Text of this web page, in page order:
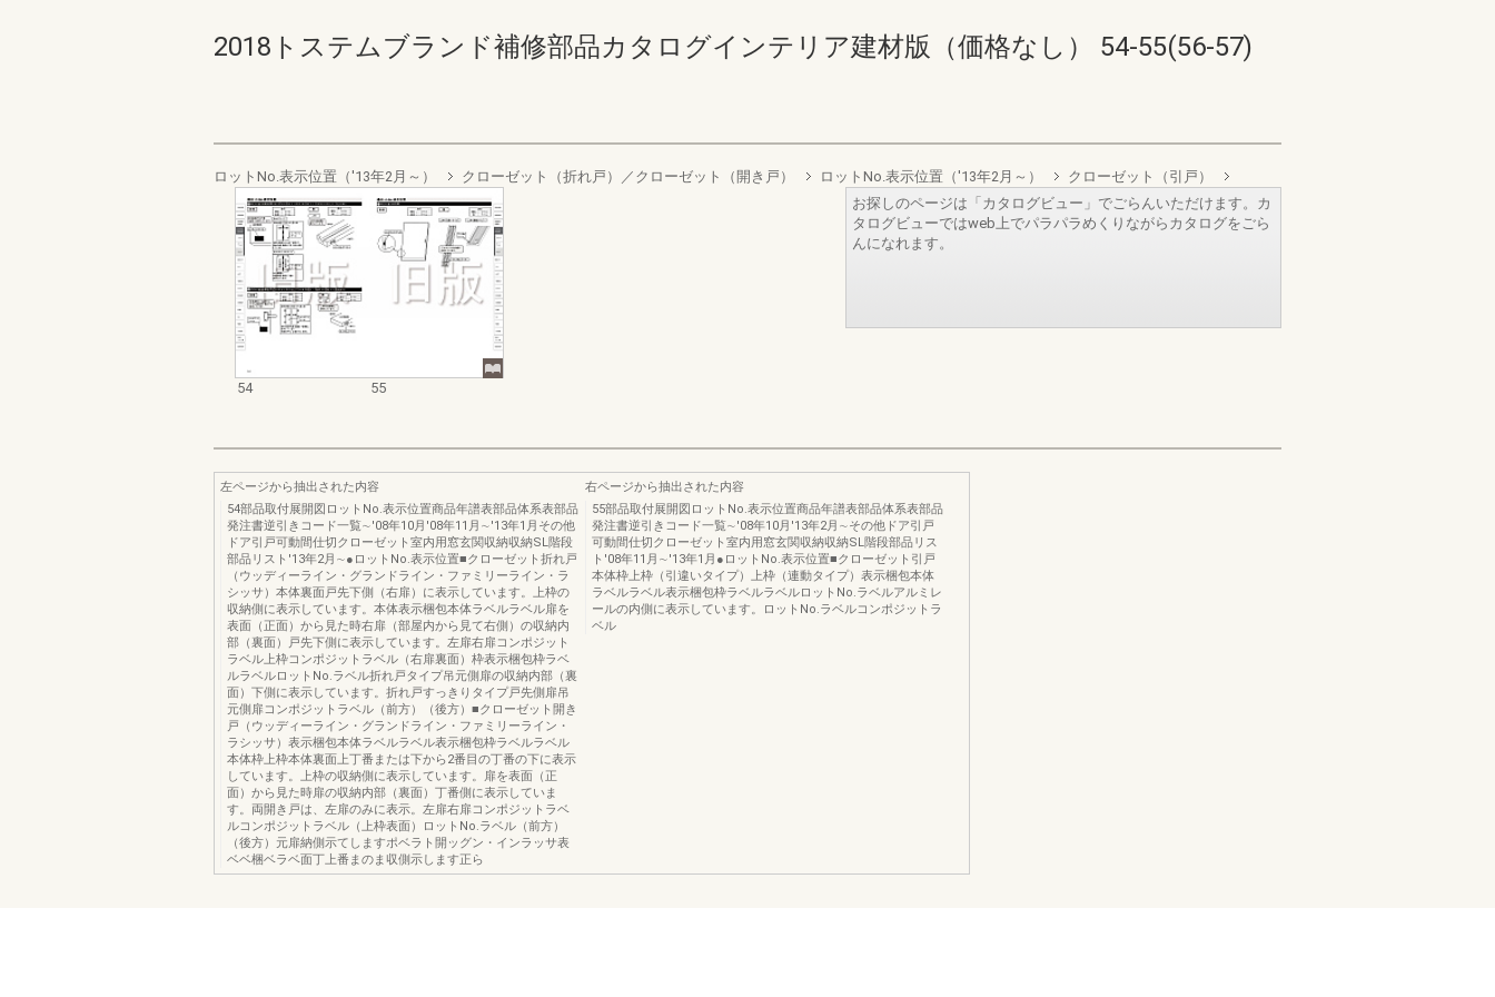
2018トステムブランド補修部品カタログインテリア建材版（価格なし） 54-55(56-57)
ロットNo.表示位置（'13年2月～） クローゼット（折れ戸）／クローゼット（開き戸） ロットNo.表示位置（'13年2月～） クローゼット（引戸）
54 55
お探しのページは「カタログビュー」でごらんいただけます。カ
タログビューではweb上でパラパラめくりながらカタログをごら
んになれます。
左ページから抽出された内容
54部品取付展開図ロットNo.表示位置商品年譜表部品体系表部品
発注書逆引きコード一覧∼'08年10月'08年11月∼'13年1月その他
ドア引戸可動間仕切クローゼット室内用窓玄関収納収納SL階段
部品リスト'13年2月∼●ロットNo.表示位置■クローゼット折れ戸
（ウッディーライン・グランドライン・ファミリーライン・ラ
シッサ）本体裏面戸先下側（右扉）に表示しています。上枠の
収納側に表示しています。本体表示梱包本体ラベルラベル扉を
表面（正面）から見た時右扉（部屋内から見て右側）の収納内
部（裏面）戸先下側に表示しています。左扉右扉コンポジット
ラベル上枠コンポジットラベル（右扉裏面）枠表示梱包枠ラベ
ルラベルロットNo.ラベル折れ戸タイプ吊元側扉の収納内部（裏
面）下側に表示しています。折れ戸すっきりタイプ戸先側扉吊
元側扉コンポジットラベル（前方）（後方）■クローゼット開き
戸（ウッディーライン・グランドライン・ファミリーライン・
ラシッサ）表示梱包本体ラベルラベル表示梱包枠ラベルラベル
本体枠上枠本体裏面上丁番または下から2番目の丁番の下に表示
しています。上枠の収納側に表示しています。扉を表面（正
面）から見た時扉の収納内部（裏面）丁番側に表示していま
す。両開き戸は、左扉のみに表示。左扉右扉コンポジットラベ
ルコンポジットラベル（上枠表面）ロットNo.ラベル（前方）
（後方）元扉納側示てしますポベラト開ッグン・インラッサ表
ベベ梱ベラベ面丁上番まのま収側示します正ら
右ページから抽出された内容
55部品取付展開図ロットNo.表示位置商品年譜表部品体系表部品
発注書逆引きコード一覧∼'08年10月'13年2月∼その他ドア引戸
可動間仕切クローゼット室内用窓玄関収納収納SL階段部品リス
ト'08年11月∼'13年1月●ロットNo.表示位置■クローゼット引戸
本体枠上枠（引違いタイプ）上枠（連動タイプ）表示梱包本体
ラベルラベル表示梱包枠ラベルラベルロットNo.ラベルアルミレ
ールの内側に表示しています。ロットNo.ラベルコンポジットラ
ベル